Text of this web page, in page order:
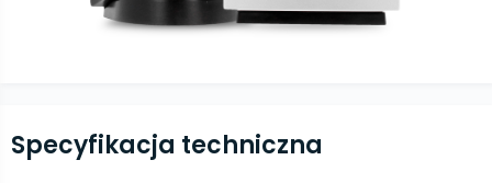
Specyfikacja techniczna